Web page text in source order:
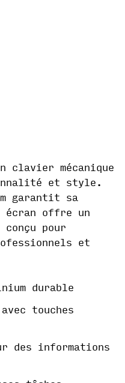
clavier mécanique
et style.
garantit sa
offre un
pour
et
durable
touches
des informations